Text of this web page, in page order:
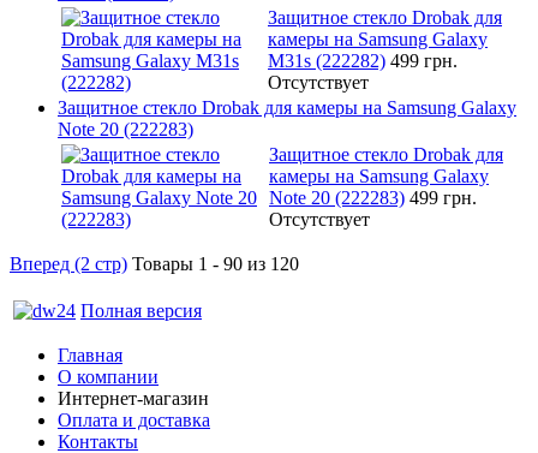
Защитное стекло Drobak для
камеры на Samsung Galaxy
M31s (222282) 499 грн.
Отсутствует
Защитное стекло Drobak для камеры на Samsung Galaxy
Note 20 (222283)
Защитное стекло Drobak для
камеры на Samsung Galaxy
Note 20 (222283) 499 грн.
Отсутствует
Вперед (2 стр) Товары 1 - 90 из 120
Полная версия
Главная
О компании
Интернет-магазин
Оплата и доставка
Контакты